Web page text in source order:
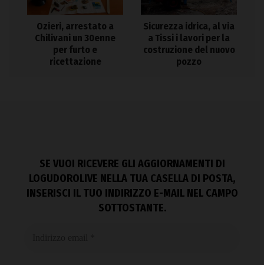
Ozieri, arrestato a
Chilivani un 30enne
per furto e
ricettazione
Sicurezza idrica, al via
a Tissi i lavori per la
costruzione del nuovo
pozzo
SE VUOI RICEVERE GLI AGGIORNAMENTI DI
LOGUDOROLIVE NELLA TUA CASELLA DI POSTA,
INSERISCI IL TUO INDIRIZZO E-MAIL NEL CAMPO
SOTTOSTANTE.